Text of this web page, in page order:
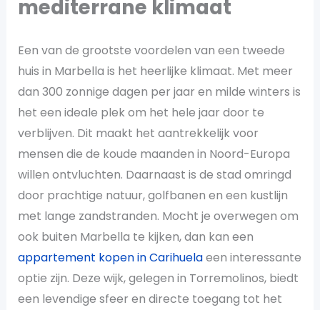
mediterrane klimaat
Een van de grootste voordelen van een tweede
huis in Marbella is het heerlijke klimaat. Met meer
dan 300 zonnige dagen per jaar en milde winters is
het een ideale plek om het hele jaar door te
verblijven. Dit maakt het aantrekkelijk voor
mensen die de koude maanden in Noord-Europa
willen ontvluchten. Daarnaast is de stad omringd
door prachtige natuur, golfbanen en een kustlijn
met lange zandstranden. Mocht je overwegen om
ook buiten Marbella te kijken, dan kan een
appartement kopen in Carihuelaeen interessante
optie zijn. Deze wijk, gelegen in Torremolinos, biedt
een levendige sfeer en directe toegang tot het